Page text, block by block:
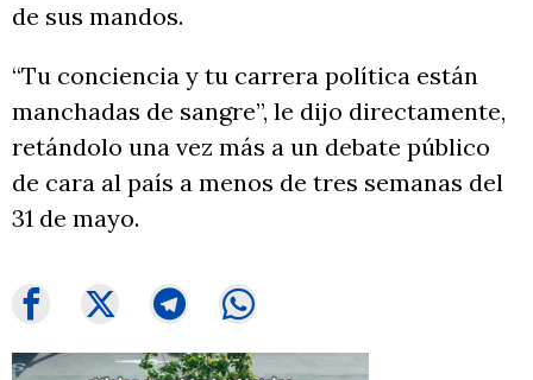
de sus mandos.
“Tu conciencia y tu carrera política están
manchadas de sangre”, le dijo directamente,
retándolo una vez más a un debate público
de cara al país a menos de tres semanas del
31 de mayo.